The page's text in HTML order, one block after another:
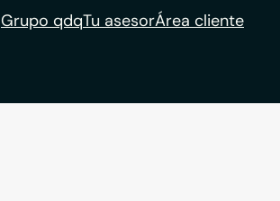
Grupo qdqTu asesorÁrea cliente